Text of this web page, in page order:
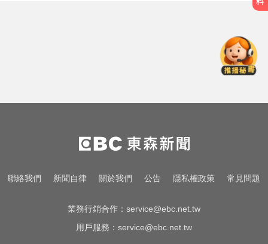
師鎖門報警
台南死亡車禍！轎車遭大貨車壓
「扭曲變形」男駕駛受困亡
俄軍空襲烏克蘭首都基輔及周邊區
聯絡我們 新聞自律 關於我們 公告 隱私權政策 常見問題
業務行銷合作： service@ebc.net.tw
用戶服務： service@ebc.net.tw